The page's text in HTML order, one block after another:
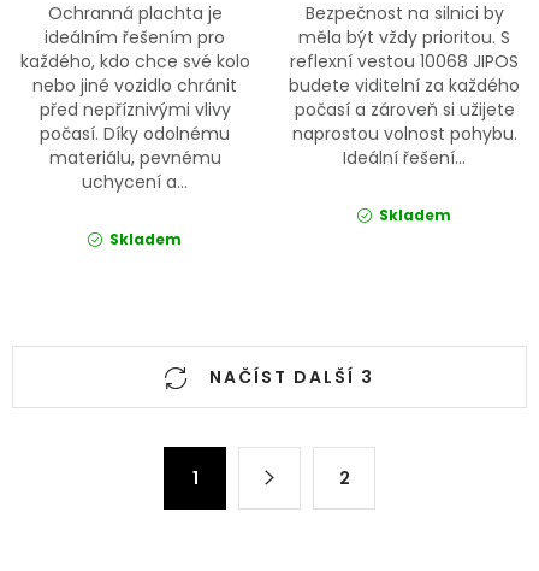
Ochranná plachta je
ideálním řešením pro
každého, kdo chce své kolo
nebo jiné vozidlo chránit
před nepříznivými vlivy
počasí. Díky odolnému
materiálu, pevnému
uchycení a...
Skladem
Bezpečnost na silnici by
měla být vždy prioritou. S
reflexní vestou 10068 JIPOS
budete viditelní za každého
počasí a zároveň si užijete
naprostou volnost pohybu.
Ideální řešení...
Skladem
Ovládací prvky výpisuNAČÍST DALŠÍ 3
1 2